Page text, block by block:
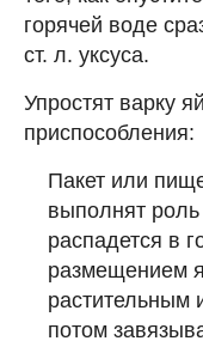
горячей воде
ст. л. уксуса.
Упростят варку
приспособления:
Пакет или
выполнят
распадется в
размещением
растительным
потом